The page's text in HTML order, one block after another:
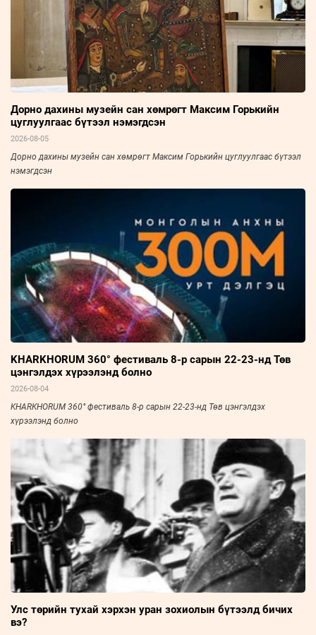
Дорно дахины музейн сан хөмрөгт Максим Горькийн
цуглуулгаас бүтээл нэмэгдсэн
2026-08-05
Дорно дахины музейн сан хөмрөгт Максим Горькийн цуглуулгаас бүтээл
нэмэгдсэн
KHARKHORUM 360° фестиваль 8-р сарын 22-23-нд Төв
цэнгэлдэх хүрээлэнд болно
2026-08-04
KHARKHORUM 360° фестиваль 8-р сарын 22-23-нд Төв цэнгэлдэх
хүрээлэнд болно
Улс төрийн тухай хэрхэн уран зохиолын бүтээлд бичих
вэ?